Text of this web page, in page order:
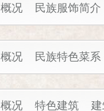
概况 民族服饰简介
概况 民族特色菜系
概况 特色建筑